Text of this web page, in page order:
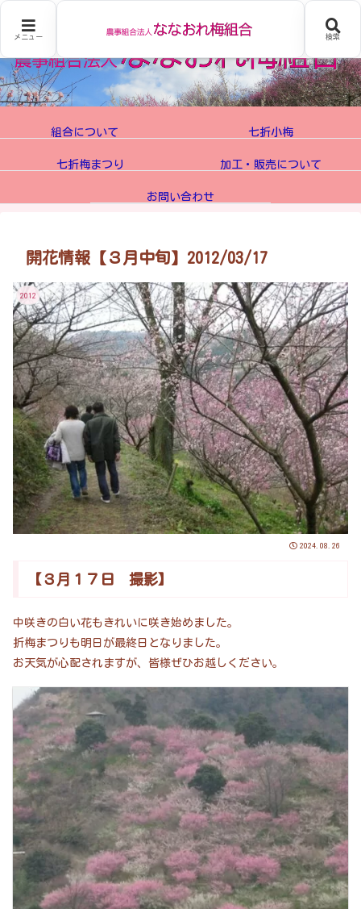
組合について 七折小梅
七折梅まつり 加工・販売について
お問い合わせ
開花情報【３月中旬】2012/03/17
2012
2024.08.26
【３月１７日 撮影】
中咲きの白い花もきれいに咲き始めました。
折梅まつりも明日が最終日となりました。
お天気が心配されますが、皆様ぜひお越しください。
メニュー 検索